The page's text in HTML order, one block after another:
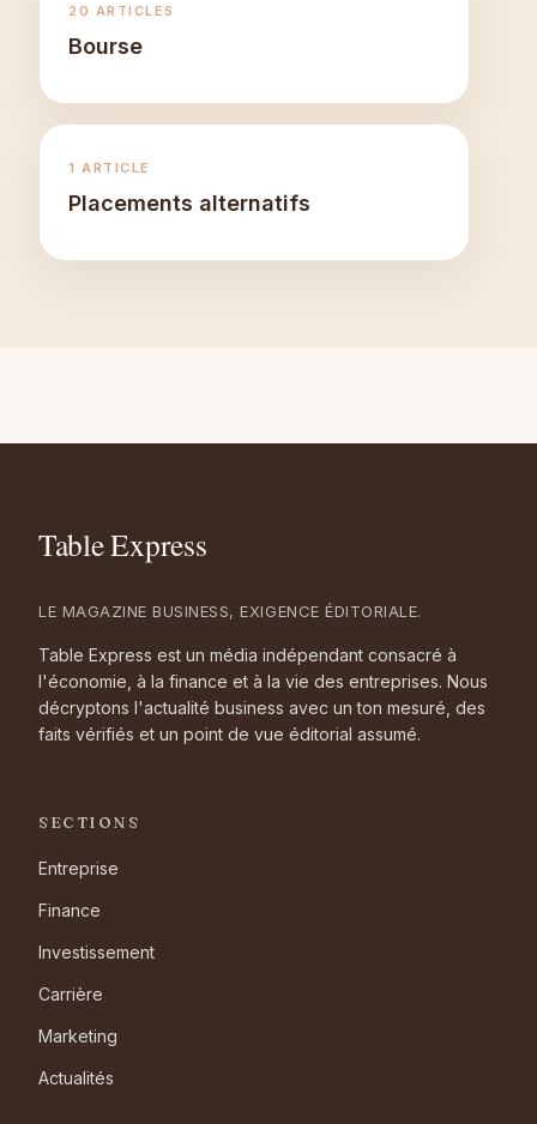
20 ARTICLES
Bourse
1 ARTICLE
Placements alternatifs
LE MAGAZINE BUSINESS, EXIGENCE ÉDITORIALE.
Table Express est un média indépendant consacré à
l'économie, à la finance et à la vie des entreprises. Nous
décryptons l'actualité business avec un ton mesuré, des
faits vérifiés et un point de vue éditorial assumé.
SECTIONS
Entreprise
Finance
Investissement
Carrière
Marketing
Actualités